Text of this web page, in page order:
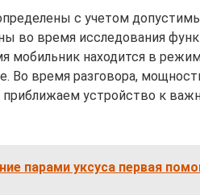
с учетом
во время исследования
мобильник находится в
Во время разговора,
устройство к
парами уксуса первая